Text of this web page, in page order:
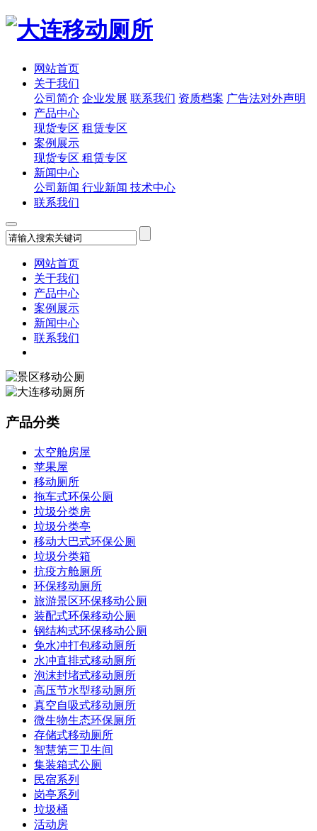
网站首页
关于我们
公司简介 企业发展 联系我们 资质档案 广告法对外声明
产品中心
现货专区 租赁专区
案例展示
现货专区 租赁专区
新闻中心
公司新闻 行业新闻 技术中心
联系我们
网站首页
关于我们
产品中心
案例展示
新闻中心
联系我们
产品分类
太空舱房屋
苹果屋
移动厕所
拖车式环保公厕
垃圾分类房
垃圾分类亭
移动大巴式环保公厕
垃圾分类箱
抗疫方舱厕所
环保移动厕所
旅游景区环保移动公厕
装配式环保移动公厕
钢结构式环保移动公厕
免水冲打包移动厕所
水冲直排式移动厕所
泡沫封堵式移动厕所
高压节水型移动厕所
真空自吸式移动厕所
微生物生态环保厕所
存储式移动厕所
智慧第三卫生间
集装箱式公厕
民宿系列
岗亭系列
垃圾桶
活动房